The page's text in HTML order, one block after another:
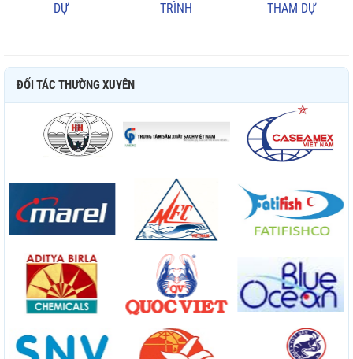
DỰ
TRÌNH
THAM DỰ
ĐỐI TÁC THƯỜNG XUYÊN